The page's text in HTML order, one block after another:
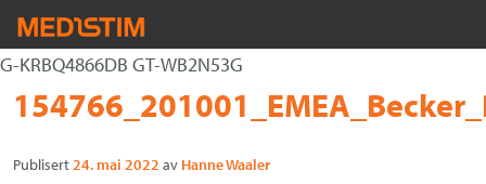
G-KRBQ4866DB GT-WB2N53G
Hjerte-Kar
Nevrokirurgi
Uro/Gyn
Gå
innholdet
Forstørre
Publisert24. mai 2022 av Hanne Waaler